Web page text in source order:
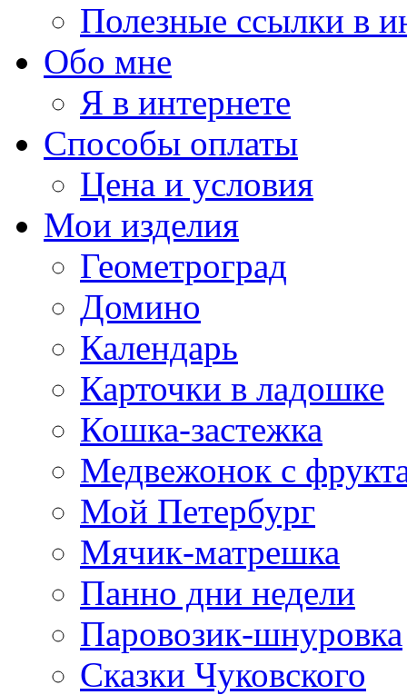
Полезные ссылки в
Обо мне
Я в интернете
Способы оплаты
Цена и условия
Мои изделия
Геометроград
Домино
Календарь
Карточки в ладошке
Кошка-застежка
Медвежонок с
Мой Петербург
Мячик-матрешка
Панно дни недели
Паровозик-шнуровка
Сказки Чуковского